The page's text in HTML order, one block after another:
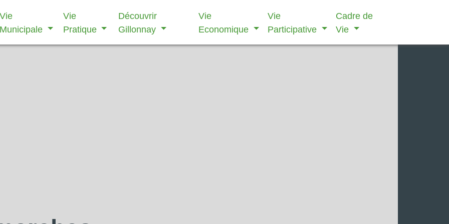
Vie
Municipale
Vie
Pratique
Découvrir
Gillonnay
Vie
Economique
Vie
Participative
Cadre de
Vie